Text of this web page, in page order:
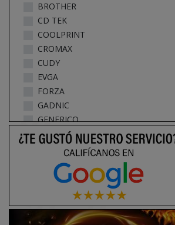
BROTHER
CD TEK
COOLPRINT
CROMAX
CUDY
EVGA
FORZA
GADNIC
GENERICO
GLOBAL
GNEISS
GTC RIBBON
HIKSEMI
HUSARES
INT.CO